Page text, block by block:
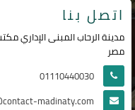
اتصل بنا
مصر
01110440030
madinaty.com